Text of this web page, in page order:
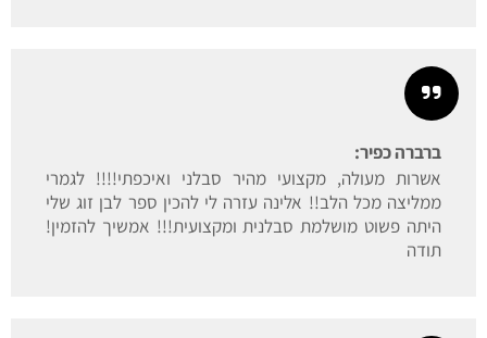
ברברה כפיר:
אשרות מעולה, מקצועי מהיר סבלני ואיכפתי!!!! לגמרי
ממליצה מכל הלב!! אלינה עזרה לי להכין ספר לבן זוג שלי
היתה פשוט מושלמת סבלנית ומקצועית!!! אמשיך להזמין!
תודה